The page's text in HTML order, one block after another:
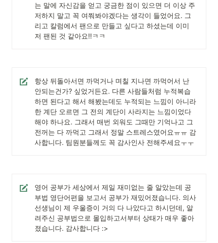
는 말에 자신감을 얻고 궁금한 점이 있으면 더 이상 주
저하지 말고 꼭 여쭤봐야겠다는 생각이 들었어요. 그
리고 칼럼에서 팬으로 만들고 싶다고 하셨는데 이미
저 팬된 것 같아요!!ㅋㅋ
항상 뒤돌아서면 까먹거나 며칠 지나면 까먹어서 난
안되는건가? 싶었거든요. 다른 사람들처럼 누적복습
하면 된다고 해서 해봤는데도 누적되는 느낌이 아니라
한 계단 오르면 그 전의 계단이 사라지는 느낌이었다
해야 하나요. 그래서 매번 외워도 그때만 기억나고 그
전꺼는 다 까먹고 그래서 정말 스트레스였어요ㅠㅠ 감
사합니다. 팀원분들께도 꼭 감사인사 전해주세요ㅜㅜ
영어 공부가 세상에서 제일 재미없는 줄 알았는데 공
부법 영단어편을 보고서 공부가 재밌어졌습니다. 의사
선생님이 제 우울증이 거의 다 나았다고 하시던데, 알
려주신 공부법으로 몰입하고서부터 상태가 매우 좋아
졌습니다. 감사합니다 :>